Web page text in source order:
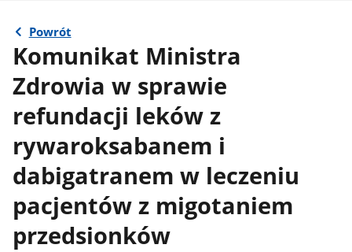
Powrót
Komunikat Ministra
Zdrowia w sprawie
refundacji leków z
rywaroksabanem i
dabigatranem w leczeniu
pacjentów z migotaniem
przedsionków